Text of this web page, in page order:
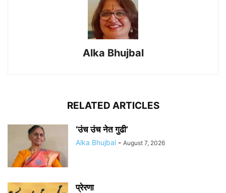
Alka Bhujbal
RELATED ARTICLES
‘उंच उंच नेत गुढी’
Alka Bhujbal - August 7, 2026
प्रेरणा